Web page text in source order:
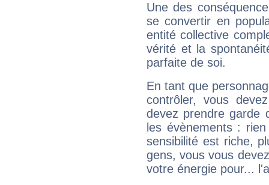
Une des
se convertir en
entité collective
vérité et la
parfaite de soi.
En tant que
contrôler, vous
devez prendre garde
les évènements :
sensibilité est riche,
gens, vous vous
votre énergie pour...